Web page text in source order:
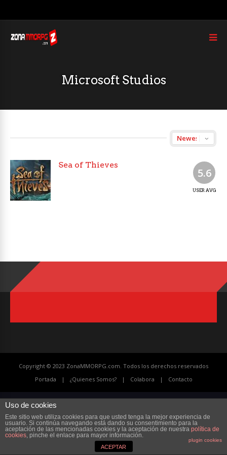
Microsoft Studios
5.6
USER AVG
Sea of Thieves
Copyright © 2023 ZonaMMORPG.com. Todos los derechos reservados
Portada
¿Quienes Somos? Colabora Contacto
Uso de cookies
Este sitio web utiliza cookies para que usted tenga la mejor experiencia de
usuario. Si continúa navegando está dando su consentimiento para la
aceptación de las mencionadas cookies y la aceptación de nuestra política de
cookies, pinche el enlace para mayor información.
plugin cookies
ACEPTAR